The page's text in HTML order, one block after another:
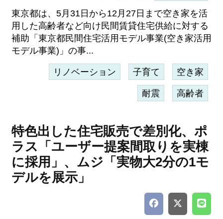
東京都は、5月31日から12月27日まで空き家を活
用した高齢者など向け民間賃貸住宅供給に対する
補助「東京都民間住宅活用モデル事業(空き家活用
モデル事業)」の事...
リノベーション 子育て 空き家
耐震 高齢者
特色出した住宅販売で差別化、ポ
ラス「ユーザー提案間取りを実棟
に採用」、ムジ「実物大2分の1モ
デルを展示」